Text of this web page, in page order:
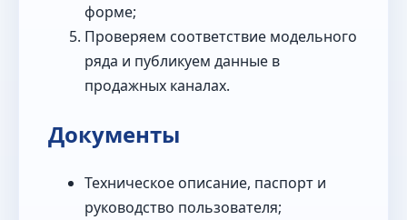
форме;
Проверяем соответствие модельного
ряда и публикуем данные в
продажных каналах.
Документы
Техническое описание, паспорт и
руководство пользователя;